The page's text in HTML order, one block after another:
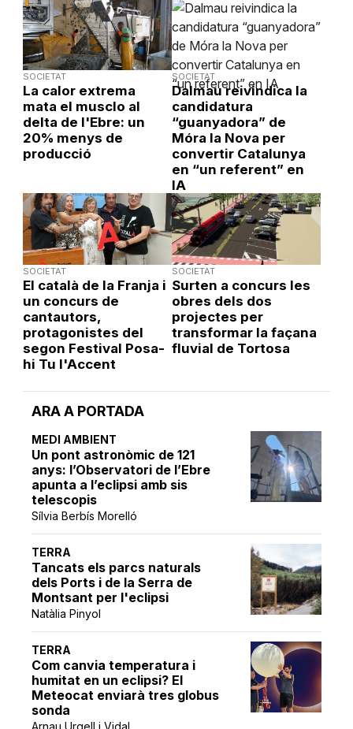
ARA A PORTADA
MEDI AMBIENT
Un pont astronòmic de 121
anys: l’Observatori de l’Ebre
apunta a l’eclipsi amb sis
telescopis
Sílvia Berbís Morelló
TERRA
Tancats els parcs naturals
dels Ports i de la Serra de
Montsant per l'eclipsi
Natàlia Pinyol
TERRA
Com canvia temperatura i
humitat en un eclipsi? El
Meteocat enviarà tres globus
sonda
SOCIETAT
La calor extrema
mata el musclo al
delta de l'Ebre: un
20% menys de
producció
SOCIETAT
Dalmau reivindica la
candidatura
“guanyadora” de
Móra la Nova per
convertir Catalunya
en “un referent” en
IA
SOCIETAT
El català de la Franja i
un concurs de
cantautors,
protagonistes del
segon Festival Posa-
hi Tu l'Accent
SOCIETAT
Surten a concurs les
obres dels dos
projectes per
transformar la façana
fluvial de Tortosa